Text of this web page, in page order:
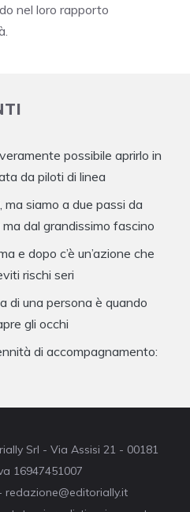
nel loro rapporto
possibile aprirlo in
da piloti di linea
ma siamo a due passi da
dal grandissimo fascino
e dopo c’è un’azione che
rischi seri
di una persona è quando
gli occhi
di accompagnamento:
Srl - Via Assisi 21 - 00181
16947451007
redazione@editorially.it